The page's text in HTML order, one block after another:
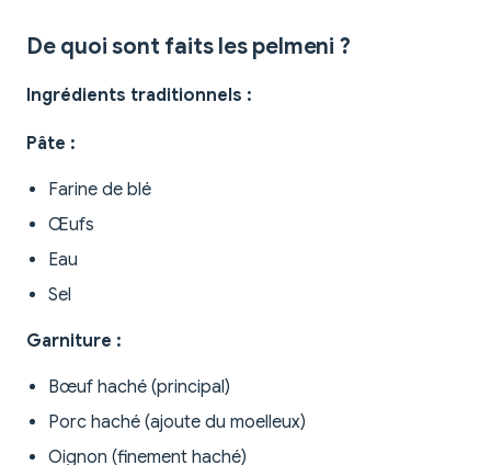
De quoi sont faits les pelmeni ?
Ingrédients traditionnels :
Pâte :
Farine de blé
Œufs
Eau
Sel
Garniture :
Bœuf haché (principal)
Porc haché (ajoute du moelleux)
Oignon (finement haché)